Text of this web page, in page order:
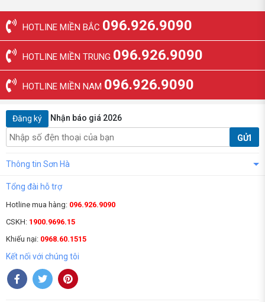
HOTLINE MIỀN BẮC 096.926.9090
HOTLINE MIỀN TRUNG 096.926.9090
HOTLINE MIỀN NAM 096.926.9090
Đăng ký Nhận báo giá 2026
GỬI
Thông tin Sơn Hà
Tổng đài hỗ trợ
Hotline mua hàng: 096.926.9090
CSKH: 1900.9696.15
Khiếu nại: 0968.60.1515
Kết nối với chúng tôi